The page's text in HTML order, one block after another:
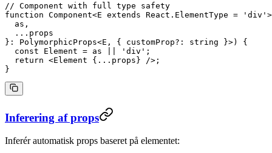
// Component with full type safety
function Component<E extends React . ElementType = 'div'
  as
,
  ...
props
} : PolymorphicProps<E , { customProp?: string }>) {
  const
Element = as 'div' ;
  return
<Element { ... props} />;
}
Inferering af props
Inferér automatisk props baseret på elementet: